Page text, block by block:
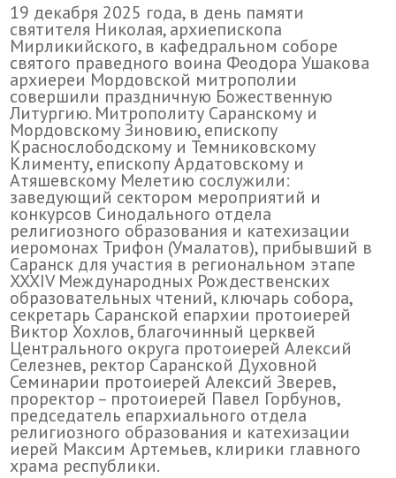
19 декабря 2025 года, в день памяти
святителя Николая, архиепископа
Мирликийского, в кафедральном соборе
святого праведного воина Феодора Ушакова
архиереи Мордовской митрополии
совершили праздничную Божественную
Литургию. Митрополиту Саранскому и
Мордовскому Зиновию, епископу
Краснослободскому и Темниковскому
Клименту, епископу Ардатовскому и
Атяшевскому Мелетию сослужили:
заведующий сектором мероприятий и
конкурсов Синодального отдела
религиозного образования и катехизации
иеромонах Трифон (Умалатов), прибывший в
Саранск для участия в региональном этапе
XXXIV Международных Рождественских
образовательных чтений, ключарь собора,
секретарь Саранской епархии протоиерей
Виктор Хохлов, благочинный церквей
Центрального округа протоиерей Алексий
Селезнев, ректор Саранской Духовной
Семинарии протоиерей Алексий Зверев,
проректор – протоиерей Павел Горбунов,
председатель епархиального отдела
религиозного образования и катехизации
иерей Максим Артемьев, клирики главного
храма республики.